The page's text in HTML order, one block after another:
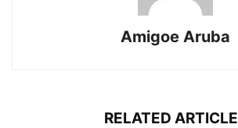
Amigoe Aruba
RELATED